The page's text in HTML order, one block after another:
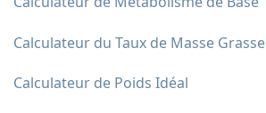
Calculateur du Taux de Masse Grasse
Calculateur de Poids Idéal